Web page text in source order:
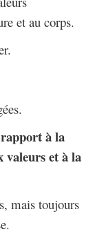
et au corps.
à la
valeurs et à la
mais toujours